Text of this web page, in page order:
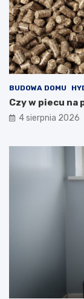
BUDOWA DOMU
Czy w piecu
4 sierpnia 2026